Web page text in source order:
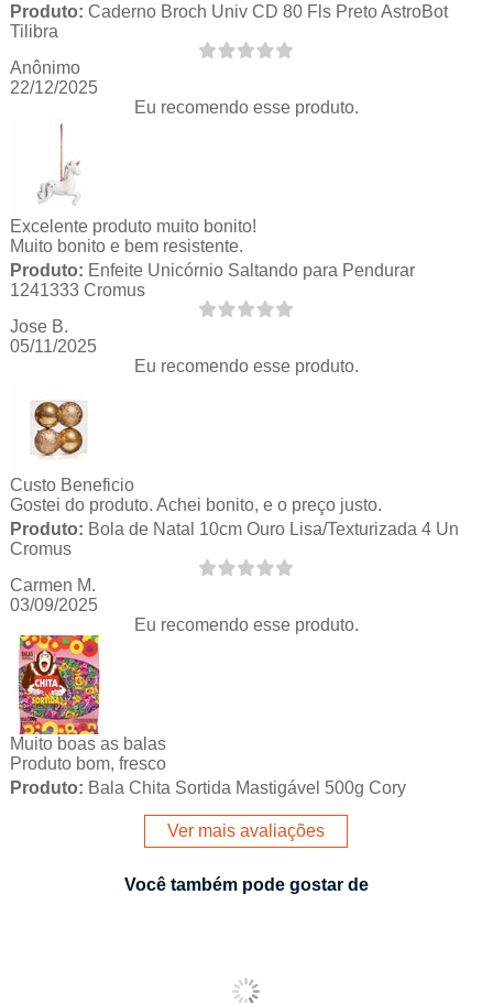
Produto: Caderno Broch Univ CD 80 Fls Preto AstroBot
Tilibra
Anônimo
22/12/2025
Eu recomendo esse produto.
Excelente produto muito bonito!
Muito bonito e bem resistente.
Produto: Enfeite Unicórnio Saltando para Pendurar
1241333 Cromus
Jose B.
05/11/2025
Eu recomendo esse produto.
Custo Beneficio
Gostei do produto. Achei bonito, e o preço justo.
Produto: Bola de Natal 10cm Ouro Lisa/Texturizada 4 Un
Cromus
Carmen M.
03/09/2025
Eu recomendo esse produto.
Muito boas as balas
Produto bom, fresco
Produto: Bala Chita Sortida Mastigável 500g Cory
Ver mais avaliações
Você também pode gostar de